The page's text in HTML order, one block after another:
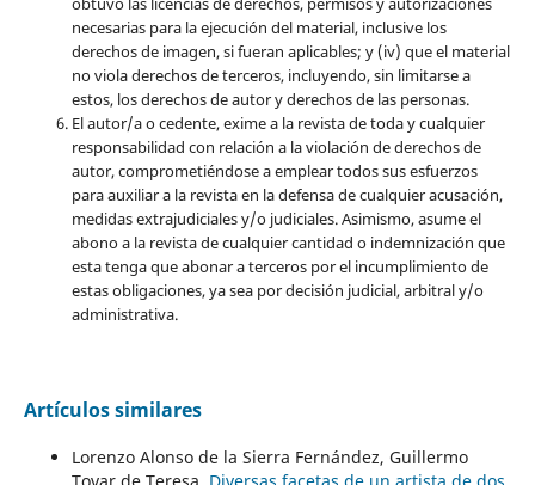
necesarias para la ejecución del material, inclusive los
derechos de imagen, si fueran aplicables; y (iv) que el material
no viola derechos de terceros, incluyendo, sin limitarse a
estos, los derechos de autor y derechos de las personas.
El autor/a o cedente, exime a la revista de toda y cualquier
responsabilidad con relación a la violación de derechos de
autor, comprometiéndose a emplear todos sus esfuerzos
para auxiliar a la revista en la defensa de cualquier acusación,
medidas extrajudiciales y/o judiciales. Asimismo, asume el
abono a la revista de cualquier cantidad o indemnización que
esta tenga que abonar a terceros por el incumplimiento de
estas obligaciones, ya sea por decisión judicial, arbitral y/o
administrativa.
Artículos similares
Lorenzo Alonso de la Sierra Fernández, Guillermo